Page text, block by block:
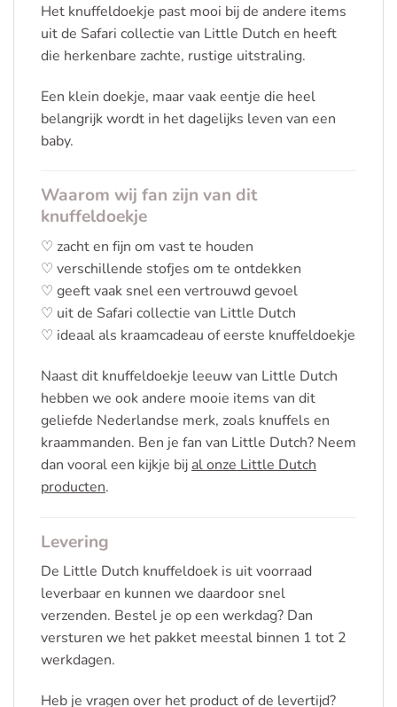
Het knuffeldoekje past mooi bij de andere items
uit de Safari collectie van Little Dutch en heeft
die herkenbare zachte, rustige uitstraling.
Een klein doekje, maar vaak eentje die heel
belangrijk wordt in het dagelijks leven van een
baby.
Waarom wij fan zijn van dit
knuffeldoekje
♡ zacht en fijn om vast te houden
♡ verschillende stofjes om te ontdekken
♡ geeft vaak snel een vertrouwd gevoel
♡ uit de Safari collectie van Little Dutch
♡ ideaal als kraamcadeau of eerste knuffeldoekje
Naast dit knuffeldoekje leeuw van Little Dutch
hebben we ook andere mooie items van dit
geliefde Nederlandse merk, zoals knuffels en
kraammanden. Ben je fan van Little Dutch? Neem
dan vooral een kijkje bij al onze Little Dutch
producten.
Levering
De Little Dutch knuffeldoek is uit voorraad
leverbaar en kunnen we daardoor snel
verzenden. Bestel je op een werkdag? Dan
versturen we het pakket meestal binnen 1 tot 2
werkdagen.
Heb je vragen over het product of de levertijd?